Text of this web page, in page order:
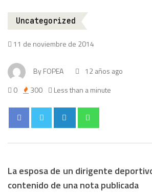
Uncategorized
11 de noviembre de 2014
ByFOPEA
12 años ago
0
300 Less than a minute
La esposa de un dirigente
contenido de una nota publicada